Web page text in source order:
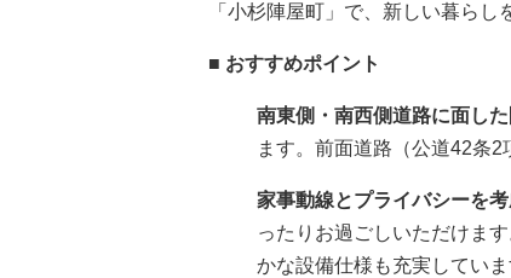
「小杉陣屋町」で、新しい暮らし
■ おすすめポイント
南東側・南西側道路に面し
ます。前面道路（公道42条2
家事動線とプライバシーを
ったりお過ごしいただけま
かな設備仕様も充実していま